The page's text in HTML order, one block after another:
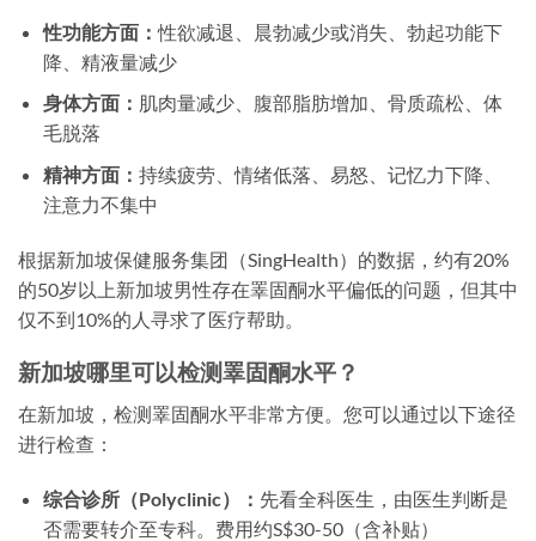
性功能方面：性欲减退、晨勃减少或消失、勃起功能下
降、精液量减少
身体方面： 肌肉量减少、腹部脂肪增加、骨质疏松、体
毛脱落
精神方面： 持续疲劳、情绪低落、易怒、记忆力下降、
注意力不集中
根据新加坡保健服务集团（SingHealth）的数据，约有20%
的50岁以上新加坡男性存在睪固酮水平偏低的问题，但其中
仅不到10%的人寻求了医疗帮助。
新加坡哪里可以检测睪固酮水平？
在新加坡，检测睪固酮水平非常方便。您可以通过以下途径
进行检查：
综合诊所（Polyclinic）： 先看全科医生，由医生判断是
否需要转介至专科。费用约S$30-50（含补贴）